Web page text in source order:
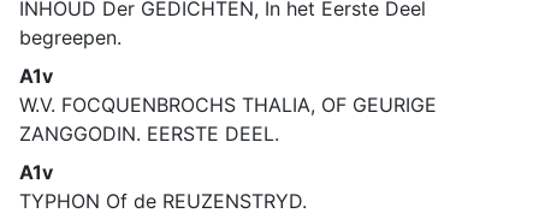
INHOUD Der GEDICHTEN, In het Eerste Deel
begreepen.
A1v
W.V. FOCQUENBROCHS THALIA, OF GEURIGE
ZANGGODIN. EERSTE DEEL.
A1v
TYPHON Of de REUZENSTRYD.